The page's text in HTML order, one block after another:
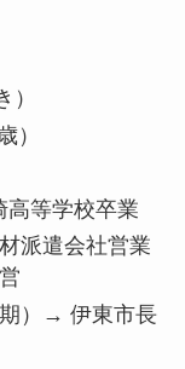
）
高等学校卒業
派遣会社営業
）→ 伊東市長